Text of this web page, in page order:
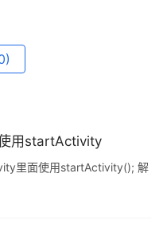
用startActivity
里面使用startActivity(); 解